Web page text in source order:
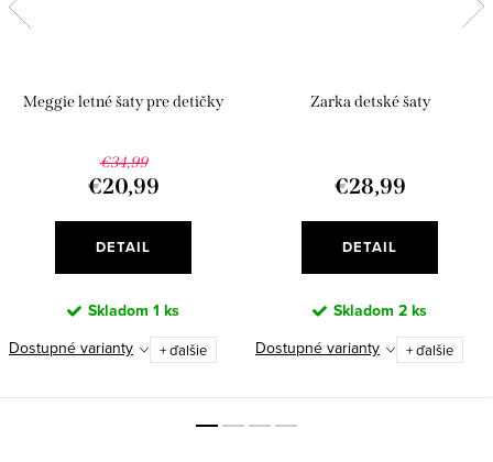
Meggie letné šaty pre detičky
€34,99
€20,99
DETAIL
Skladom 1 ks
Dostupné varianty
+ ďalšie
Zarka detské šaty
€28,99
DETAIL
Skladom 2 ks
Dostupné varianty
+ ďalšie